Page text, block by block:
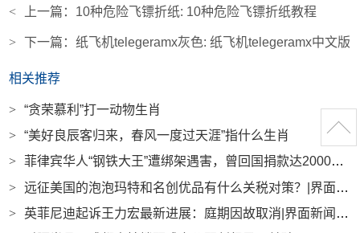
< 上一篇： 10种危险飞镖折纸: 10种危险飞镖折纸教程
> 下一篇：纸飞机telegeramx灰色: 纸飞机telegeramx中文版
相关推荐
>
“贪荣慕利”打一动物生肖
>
“美好良辰客归来，春风一度过天涯”指什么生肖
>
菲律宾华人“钢铁大王”遭绑架遇害，曾回国捐款达2000多万|界面新闻 · 中国
>
远征美国的泡泡玛特和名创优品有什么关税对策？|界面新闻
>
英菲尼迪起诉王力宏最新进展：庭期因故取消|界面新闻 · 汽车